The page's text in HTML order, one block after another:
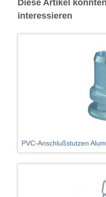
Diese Artikel
interessieren
PVC-Anschlußstutzen